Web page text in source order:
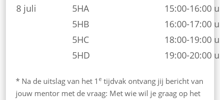
8 juli
5HA
15:00-16:00
5HB
16:00-17:00
5HC
18:00-19:00
5HD
19:00-20:00
* Na de uitslag van het 1 e tijdvak ontvang jij bericht van
jouw mentor met de vraag: Met wie wil je graag op het